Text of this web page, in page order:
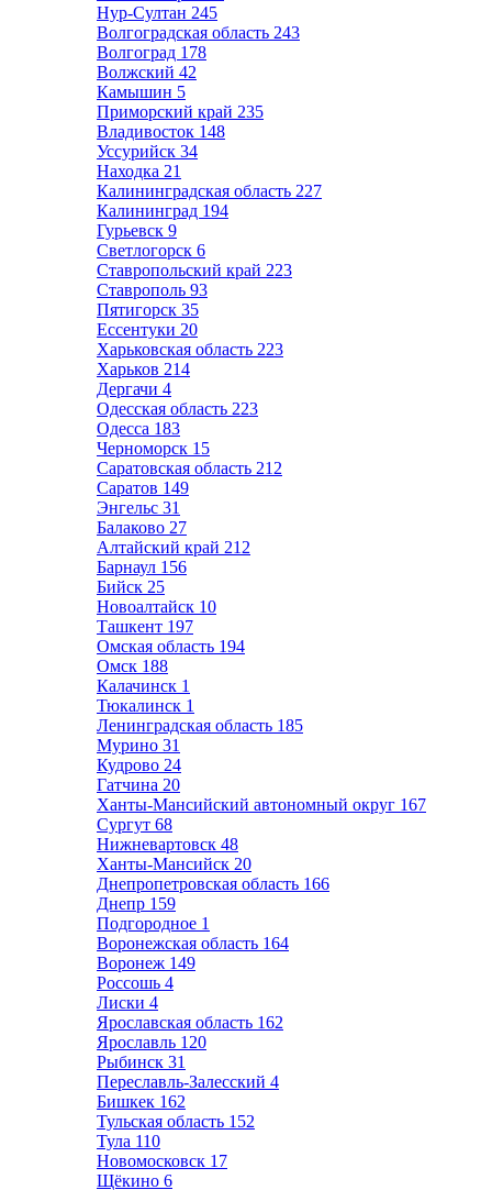
Нур-Султан 245
Волгоградская область 243
Волгоград 178
Волжский 42
Камышин 5
Приморский край 235
Владивосток 148
Уссурийск 34
Находка 21
Калининградская область 227
Калининград 194
Гурьевск 9
Светлогорск 6
Ставропольский край 223
Ставрополь 93
Пятигорск 35
Ессентуки 20
Харьковская область 223
Харьков 214
Дергачи 4
Одесская область 223
Одесса 183
Черноморск 15
Саратовская область 212
Саратов 149
Энгельс 31
Балаково 27
Алтайский край 212
Барнаул 156
Бийск 25
Новоалтайск 10
Ташкент 197
Омская область 194
Омск 188
Калачинск 1
Тюкалинск 1
Ленинградская область 185
Мурино 31
Кудрово 24
Гатчина 20
Ханты-Мансийский автономный округ 167
Сургут 68
Нижневартовск 48
Ханты-Мансийск 20
Днепропетровская область 166
Днепр 159
Подгородное 1
Воронежская область 164
Воронеж 149
Россошь 4
Лиски 4
Ярославская область 162
Ярославль 120
Рыбинск 31
Переславль-Залесский 4
Бишкек 162
Тульская область 152
Тула 110
Новомосковск 17
Щёкино 6